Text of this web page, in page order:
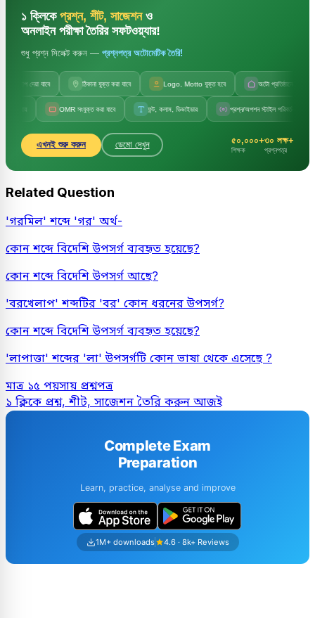
১ ক্লিকে প্রশ্ন, শীট, সাজেশনও
অনলাইন পরীক্ষা তৈরির সফটওয়্যার!
শুধু প্রশ্ন সিলেক্ট করুন — প্রশ্নপত্র অটোমেটিক তৈরি!
দেয়া যাবে ঠিকানা যুক্ত করা যাবে Logo, Motto যুক্ত হবে অটো প্রতিষ্ঠানের নাম
OMR সংযুক্ত করা যাবে ফন্ট, কলাম, ডিভাইডার প্রশ্ন/অপশন স্টাইল পরিবর্তন
এখনই শুরু করুন ডেমো দেখুন ৫০,০০০+
শিক্ষক
৩০ লক্ষ+
প্রশ্নপত্র
Related Question
'গরমিল' শব্দে 'গর' অর্থ-
কোন শব্দে বিদেশি উপসর্গ ব্যবহৃত হয়েছে?
কোন শব্দে বিদেশি উপসর্গ আছে?
'বরখেলাপ' শব্দটির 'বর' কোন ধরনের উপসর্গ?
কোন শব্দে বিদেশি উপসর্গ ব্যবহৃত হয়েছে?
'লাপাত্তা' শব্দের 'লা' উপসর্গটি কোন ভাষা থেকে এসেছে ?
মাত্র ১৫ পয়সায় প্রশ্নপত্র
১ ক্লিকে প্রশ্ন, শীট, সাজেশন তৈরি করুন আজই
Complete Exam
Preparation
Learn, practice, analyse and improve
1M+ downloads 4.6 · 8k+ Reviews